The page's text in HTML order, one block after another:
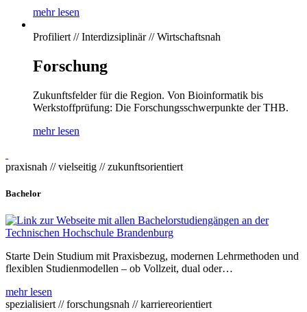
mehr lesen
Profiliert // Interdizsiplinär // Wirtschaftsnah
Forschung
Zukunftsfelder für die Region. Von Bioinformatik bis
Werkstoffprüfung: Die Forschungsschwerpunkte der THB.
mehr lesen
praxisnah // vielseitig // zukunftsorientiert
Bachelor
Starte Dein Studium mit Praxisbezug, modernen Lehrmethoden und
flexiblen Studienmodellen – ob Vollzeit, dual oder…
mehr lesen
spezialisiert // forschungsnah // karriereorientiert